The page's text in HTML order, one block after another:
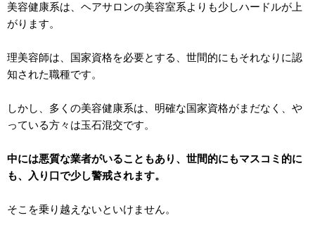
美容健康系は、ヘアサロンの美容室系よりも少しハードルが上
がります。
理美容師は、国家資格を必要とする、世間的にもそれなりに認
知された職種です。
しかし、多くの美容健康系は、明確な国家資格がまだなく、や
っている方々は玉石混交です。
中には悪質な業者がいることもあり、世間的にもマスコミ的に
も、入り口で少し警戒されます。
そこを乗り越えないといけません。